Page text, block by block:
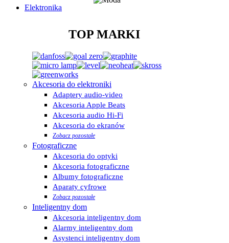
Elektronika
TOP MARKI
Akcesoria do elektroniki
Adaptery audio-video
Akcesoria Apple Beats
Akcesoria audio Hi-Fi
Akcesoria do ekranów
Zobacz pozostałe
Fotograficzne
Akcesoria do optyki
Akcesoria fotograficzne
Albumy fotograficzne
Aparaty cyfrowe
Zobacz pozostałe
Inteligentny dom
Akcesoria inteligentny dom
Alarmy inteligentny dom
Asystenci inteligentny dom